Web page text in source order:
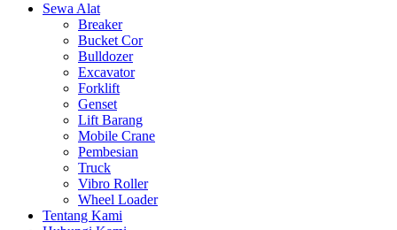
Sewa Alat
Breaker
Bucket Cor
Bulldozer
Excavator
Forklift
Genset
Lift Barang
Mobile Crane
Pembesian
Truck
Vibro Roller
Wheel Loader
Tentang Kami